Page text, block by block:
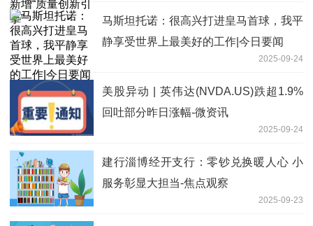
马斯坦托诺：很高兴打进皇马首球，我平
静享受世界上最美好的工作|今日要闻
2025-09-24
美股异动 | 英伟达(NVDA.US)跌超1.9%
回吐部分昨日涨幅-微资讯
2025-09-24
建行淄博经开支行：零钞兑换暖人心 小
服务彰显大担当-焦点观察
2025-09-23